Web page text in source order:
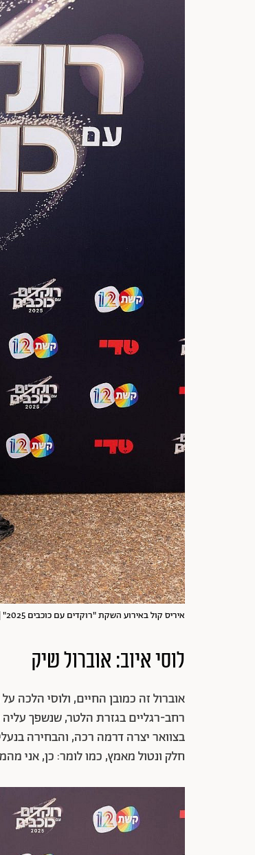
איריס קול באירוע השקת "רוקדים עם כוכבים 2025" | צילום: נדב צור
לוסי איוב: אוברול שיק
אוברול זה כמובן החיים, ולוסי הלכה
רחב-רגליים בגזרת הלטר, שנשפך
בצוואר יצרה דרמה רכה, והבחירה
חלק ונטול מאמץ, כמו לומר: כן, אני